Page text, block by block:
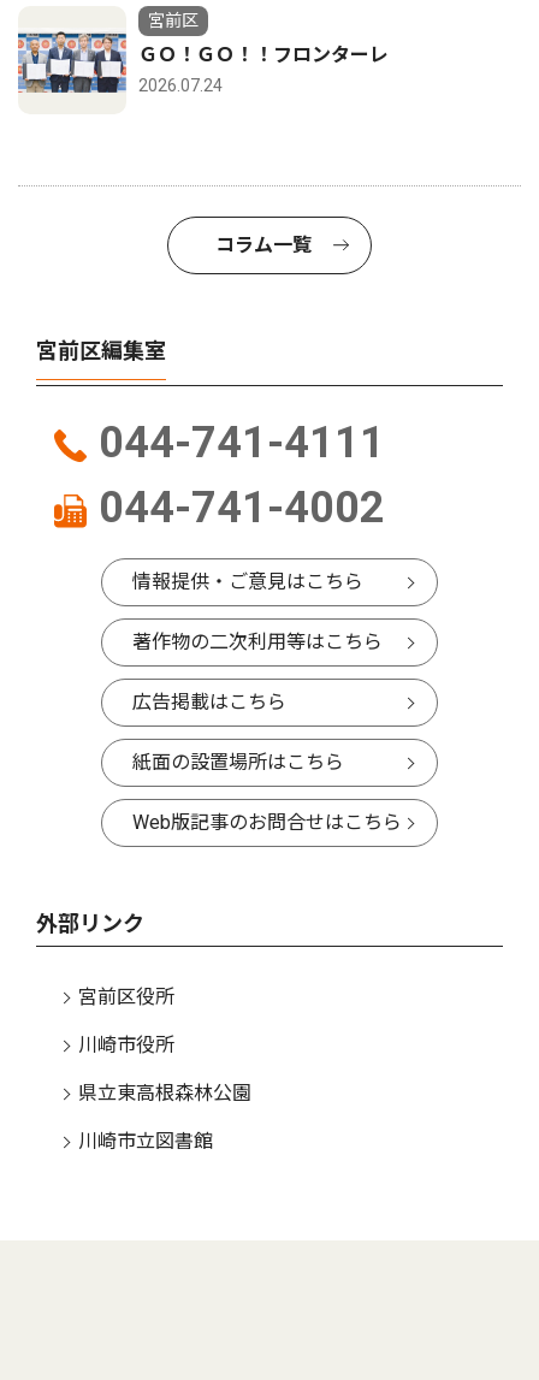
宮前区
ＧＯ！ＧＯ！！フロンターレ
2026.07.24
コラム一覧
宮前区編集室
044-741-4111
044-741-4002
情報提供・ご意見はこちら
著作物の二次利用等はこちら
広告掲載はこちら
紙面の設置場所はこちら
Web版記事のお問合せはこちら
外部リンク
宮前区役所
川崎市役所
県立東高根森林公園
川崎市立図書館